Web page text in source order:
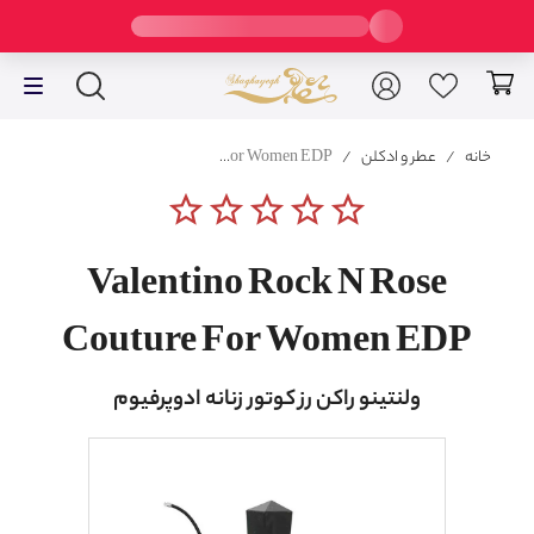
خانه / عطر و ادکلن /
Valentino Rock N Rose Couture For Women EDP
star_borderstar_borderstar_borderstar_borderstar_border
Valentino Rock N Rose
Couture For Women EDP
ولنتینو راکن رز کوتور زنانه ادوپرفیوم